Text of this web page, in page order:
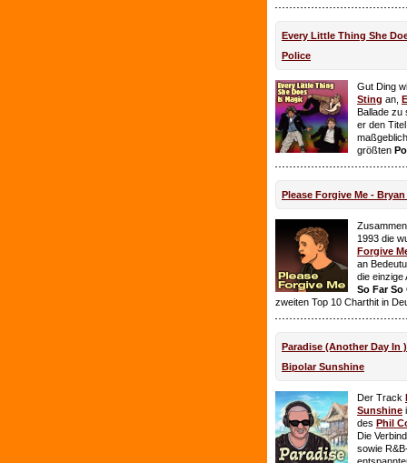
Every Little Thing She
Police
Gut Ding
Sting an,
Ballade zu
er den
größten
Please Forgive Me -
1993 die
Forgive
an
die einzige
So Far So
zweiten Top 10 Charthit in
Paradise (Another Day In
Bipolar Sunshine
Der Track
Sunshine
des Phil
Die
sowie